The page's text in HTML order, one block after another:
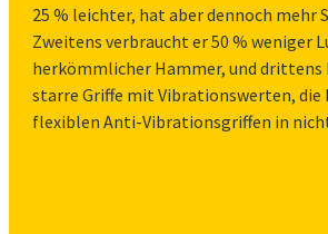
25 % leichter, hat aber dennoch mehr
Zweitens verbraucht er 50 % weniger
herkömmlicher Hammer, und drittens
starre Griffe mit Vibrationswerten, die
flexiblen Anti-Vibrationsgriffen in